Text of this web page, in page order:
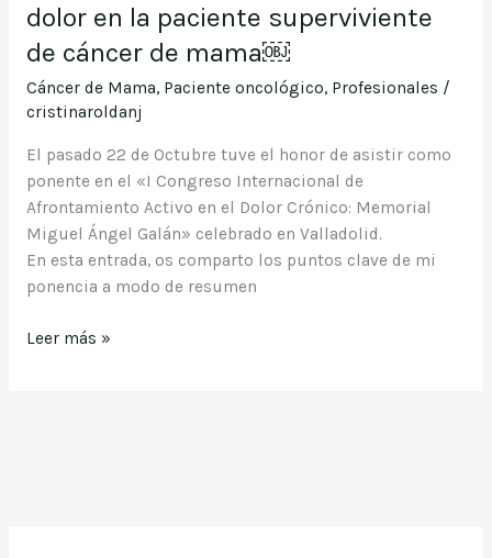
dolor en la paciente superviviente
de cáncer de mama￼
Cáncer de Mama, Paciente oncológico, Profesionales /
cristinaroldanj
El pasado 22 de Octubre tuve el honor de asistir como
ponente en el «I Congreso Internacional de
Afrontamiento Activo en el Dolor Crónico: Memorial
Miguel Ángel Galán» celebrado en Valladolid.
En esta entrada, os comparto los puntos clave de mi
ponencia a modo de resumen
abordaje
activo
del
dolor
la
paciente
superviviente
de
cáncer
de
￼
Leer más »